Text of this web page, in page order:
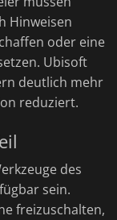
Hinweisen
oder eine
Ubisoft
deutlich mehr
reduziert.
des
sein.
freizuschalten,